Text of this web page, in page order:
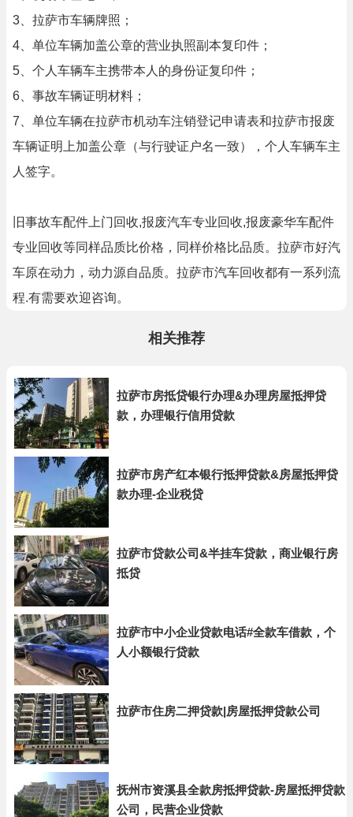
3、拉萨市车辆牌照；
4、单位车辆加盖公章的营业执照副本复印件；
5、个人车辆车主携带本人的身份证复印件；
6、事故车辆证明材料；
7、单位车辆在拉萨市机动车注销登记申请表和拉萨市报废
车辆证明上加盖公章（与行驶证户名一致），个人车辆车主
人签字。
旧事故车配件上门回收,报废汽车专业回收,报废豪华车配件
专业回收等同样品质比价格，同样价格比品质。拉萨市好汽
车原在动力，动力源自品质。拉萨市汽车回收都有一系列流
程.有需要欢迎咨询。
相关推荐
拉萨市房抵贷银行办理&办理房屋抵押贷
款，办理银行信用贷款
拉萨市房产红本银行抵押贷款&房屋抵押贷
款办理-企业税贷
拉萨市贷款公司&半挂车贷款，商业银行房
抵贷
拉萨市中小企业贷款电话#全款车借款，个
人小额银行贷款
拉萨市住房二押贷款|房屋抵押贷款公司
抚州市资溪县全款房抵押贷款-房屋抵押贷款
公司，民营企业贷款